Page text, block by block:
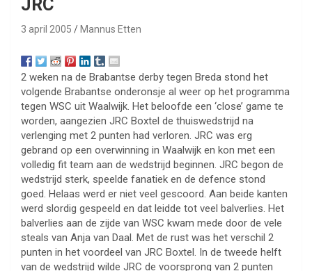
JRC
3 april 2005 Mannus Etten
2 weken na de Brabantse derby tegen Breda stond het
volgende Brabantse onderonsje al weer op het programma
tegen WSC uit Waalwijk. Het beloofde een ‘close’ game te
worden, aangezien JRC Boxtel de thuiswedstrijd na
verlenging met 2 punten had verloren. JRC was erg
gebrand op een overwinning in Waalwijk en kon met een
volledig fit team aan de wedstrijd beginnen. JRC begon de
wedstrijd sterk, speelde fanatiek en de defence stond
goed. Helaas werd er niet veel gescoord. Aan beide kanten
werd slordig gespeeld en dat leidde tot veel balverlies. Het
balverlies aan de zijde van WSC kwam mede door de vele
steals van Anja van Daal. Met de rust was het verschil 2
punten in het voordeel van JRC Boxtel. In de tweede helft
van de wedstrijd wilde JRC de voorsprong van 2 punten